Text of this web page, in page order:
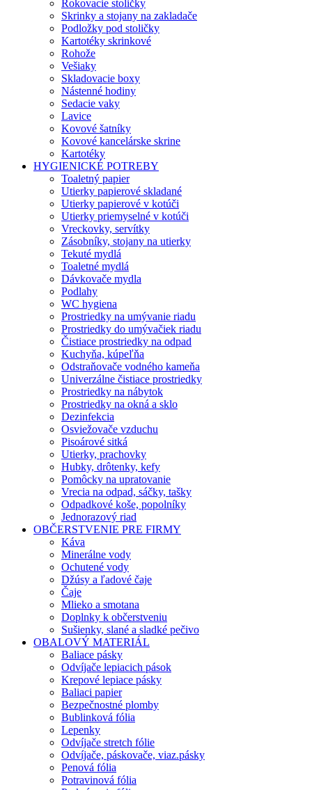
Rokovacie stoličky
Skrinky a stojany na zakladače
Podložky pod stoličky
Kartotéky skrinkové
Rohože
Vešiaky
Skladovacie boxy
Nástenné hodiny
Sedacie vaky
Lavice
Kovové šatníky
Kovové kancelárske skrine
Kartotéky
HYGIENICKÉ POTREBY
Toaletný papier
Utierky papierové skladané
Utierky papierové v kotúči
Utierky priemyselné v kotúči
Vreckovky, servítky
Zásobníky, stojany na utierky
Tekuté mydlá
Toaletné mydlá
Dávkovače mydla
Podlahy
WC hygiena
Prostriedky na umývanie riadu
Prostriedky do umývačiek riadu
Čistiace prostriedky na odpad
Kuchyňa, kúpeľňa
Odstraňovače vodného kameňa
Univerzálne čistiace prostriedky
Prostriedky na nábytok
Prostriedky na okná a sklo
Dezinfekcia
Osviežovače vzduchu
Pisoárové sitká
Utierky, prachovky
Hubky, drôtenky, kefy
Pomôcky na upratovanie
Vrecia na odpad, sáčky, tašky
Odpadkové koše, popolníky
Jednorazový riad
OBČERSTVENIE PRE FIRMY
Káva
Minerálne vody
Ochutené vody
Džúsy a ľadové čaje
Čaje
Mlieko a smotana
Doplnky k občerstveniu
Sušienky, slané a sladké pečivo
OBALOVÝ MATERIÁL
Baliace pásky
Odvíjače lepiacich pások
Krepové lepiace pásky
Baliaci papier
Bezpečnostné plomby
Bublinková fólia
Lepenky
Odvíjače stretch fólie
Odvíjače, páskovače, viaz.pásky
Penová fólia
Potravinová fólia